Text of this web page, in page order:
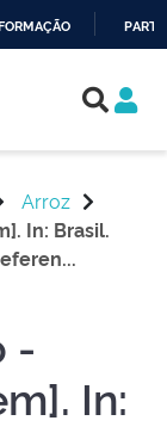
Arroz
In: Brasil.
-
In: